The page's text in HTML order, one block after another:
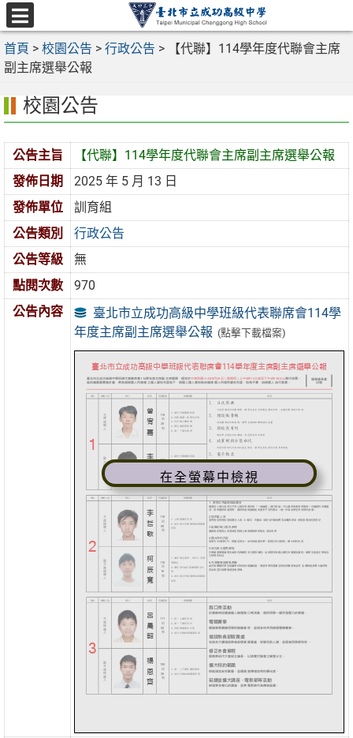
跳
至
主
要
區
選
單
首頁 > 校園公告 > 行政公告 >
【代聯】114學年度代聯會主席
副主席選舉公報
校園公告
公告主旨
【代聯】114學年度代聯會主席副主席選舉公報
發佈日期
2025 年 5 月 13 日
發佈單位
訓育組
公告類別
行政公告
公告等級
無
點閱次數
970
公告內容
臺北市立成功高級中學班級代表聯席會114學
年度主席副主席選舉公報 (點擊下載檔案)
在全螢幕中檢視